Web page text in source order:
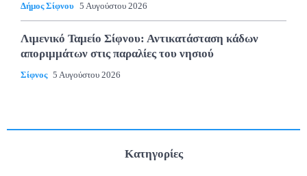
Δήμος Σίφνου 5 Αυγούστου 2026
Λιμενικό Ταμείο Σίφνου: Αντικατάσταση κάδων
αποριμμάτων στις παραλίες του νησιού
Σίφνος 5 Αυγούστου 2026
Κατηγορίες